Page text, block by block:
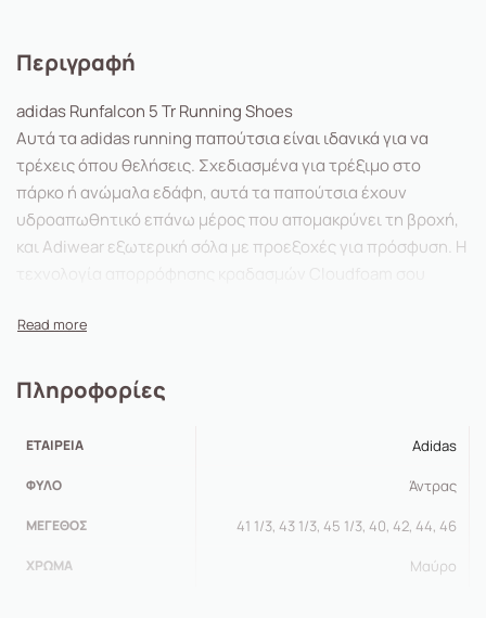
Περιγραφή
adidas Runfalcon 5 Tr Running Shoes
Αυτά τα adidas running παπούτσια είναι ιδανικά για να
τρέχεις όπου θελήσεις. Σχεδιασμένα για τρέξιμο στο
πάρκο ή ανώμαλα εδάφη, αυτά τα παπούτσια έχουν
υδροαπωθητικό επάνω μέρος που απομακρύνει τη βροχή,
και Adiwear εξωτερική σόλα με προεξοχές για πρόσφυση. Η
Πληροφορίες
• Κανονική εφαρμογή
• Δέσιμο με κορδόνια
• Υδροαπωθητικό mesh επάνω μέρος με ανακλαστικές
λεπτομέρειες
Πληροφορίες
ΕΤΑΙΡΕΊΑ Adidas
ΦΎΛΟ Άντρας
ΜΈΓΕΘΟΣ 41 1/3, 43 1/3, 45 1/3, 40, 42, 44, 46
ΧΡΏΜΑ Μαύρο